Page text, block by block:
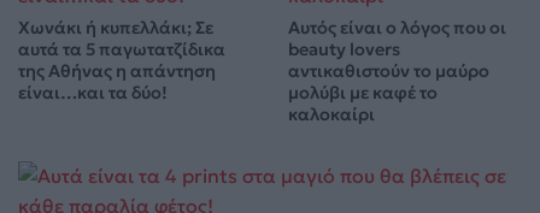
Χωνάκι ή κυπελλάκι; Σε
αυτά τα 5 παγωτατζίδικα
της Αθήνας η απάντηση
είναι…και τα δύο!
Αυτός είναι ο λόγος που οι
beauty lovers
αντικαθιστούν το μαύρο
μολύβι με καφέ το
καλοκαίρι